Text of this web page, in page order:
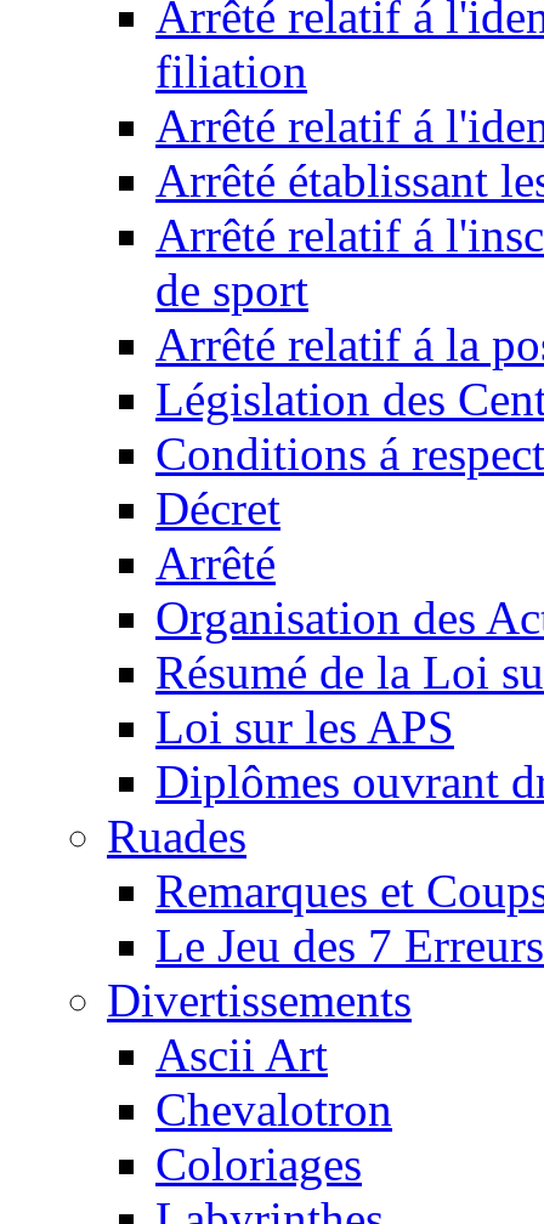
Arrêté relatif á
filiation
Arrêté relatif á
Arrêté établissant
Arrêté relatif á
de sport
Arrêté relatif á la
Législation des
Conditions á
Décret
Arrêté
Organisation des
Résumé de la Loi
Loi sur les APS
Diplômes ouvrant
Ruades
Remarques et
Le Jeu des 7 Erreurs
Divertissements
Ascii Art
Chevalotron
Coloriages